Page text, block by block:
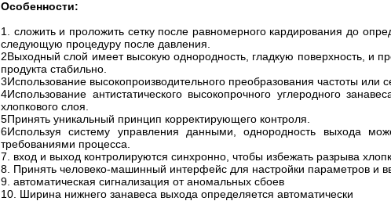
Особенности:
1. сложить и проложить сетку после равномерного кардирования до
следующую процедуру после давления.
2Выходный слой имеет высокую однородность, гладкую поверхность, и
продукта стабильно.
3Использование высокопроизводительного преобразования частоты или
4Использование антистатического высокопрочного углеродного
хлопкового слоя.
5Принять уникальный принцип корректирующего контроля.
6Используя систему управления данными, однородность выхода
требованиями процесса.
7. вход и выход контролируются синхронно, чтобы избежать разрыва
8. Принять человеко-машинный интерфейс для настройки параметров и
9. автоматическая сигнализация от аномальных сбоев
10. Ширина нижнего занавеса выхода определяется автоматически